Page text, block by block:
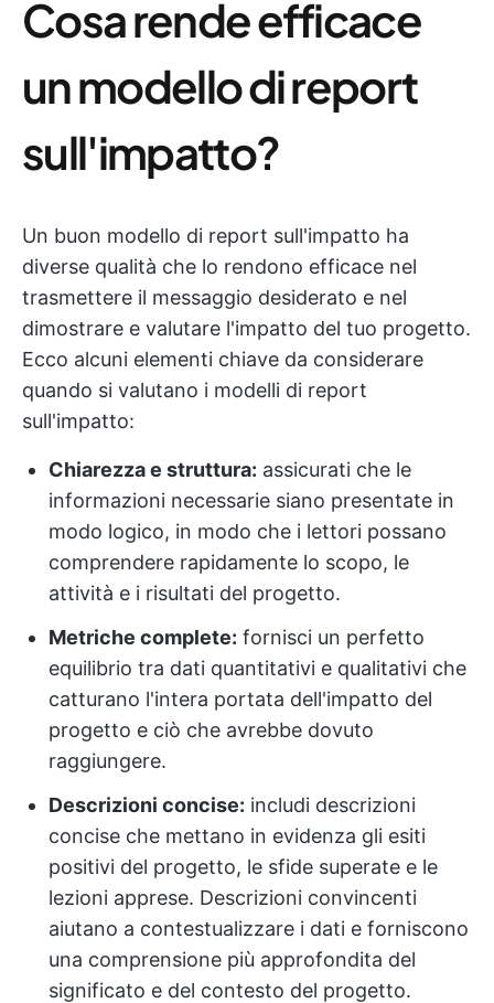
Cosa rende efficace
un modello di report
sull'impatto?
Un buon modello di report sull'impatto ha
diverse qualità che lo rendono efficace nel
trasmettere il messaggio desiderato e nel
dimostrare e valutare l'impatto del tuo progetto.
Ecco alcuni elementi chiave da considerare
quando si valutano i modelli di report
sull'impatto:
Chiarezza e struttura: assicurati che le
informazioni necessarie siano presentate in
modo logico, in modo che i lettori possano
comprendere rapidamente lo scopo, le
attività e i risultati del progetto.
Metriche complete: fornisci un perfetto
equilibrio tra dati quantitativi e qualitativi che
catturano l'intera portata dell'impatto del
progetto e ciò che avrebbe dovuto
raggiungere.
Descrizioni concise: includi descrizioni
concise che mettano in evidenza gli esiti
positivi del progetto, le sfide superate e le
lezioni apprese. Descrizioni convincenti
aiutano a contestualizzare i dati e forniscono
una comprensione più approfondita del
significato e del contesto del progetto.